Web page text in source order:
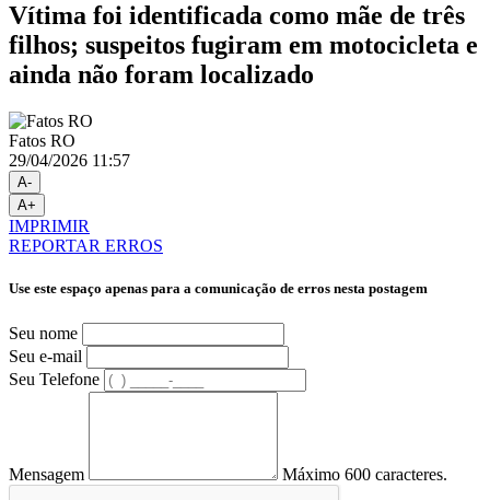
Vítima foi identificada como mãe de três
filhos; suspeitos fugiram em motocicleta e
ainda não foram localizado
Fatos RO
29/04/2026 11:57
A-
A+
IMPRIMIR
REPORTAR ERROS
Use este espaço apenas para a comunicação de erros nesta postagem
Seu nome
Seu e-mail
Seu Telefone
Mensagem Máximo 600 caracteres.